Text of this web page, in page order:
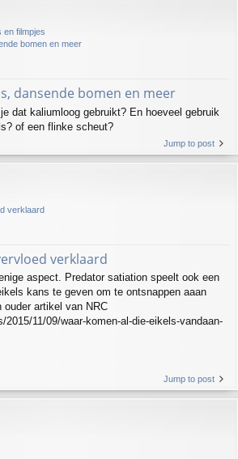
en filmpjes
bomen en meer
dansende bomen en meer
dat kaliumloog gebruikt? En hoeveel gebruik
of een flinke scheut?
Jump to post
verklaard
verklaard
aspect. Predator satiation speelt ook een
kans te geven om te ontsnappen aaan
artikel van NRC
2015/11/09/waar-komen-al-die-eikels-vandaan-
Jump to post